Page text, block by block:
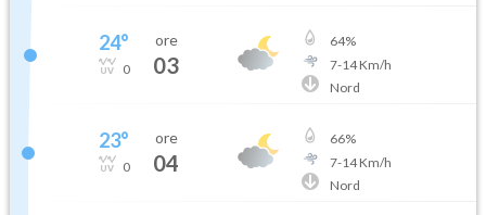
24°
0
ore
03
64%
7-14Km/h
Nord
23°
0
ore
04
66%
7-14Km/h
Nord